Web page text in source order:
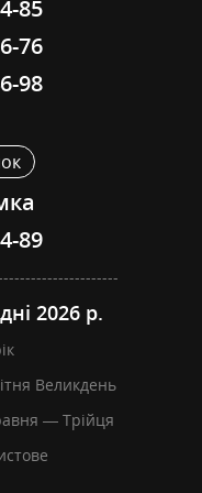
85
76
98
89
2026 р.
Великдень
— Трійця